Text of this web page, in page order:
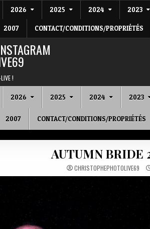
2026 2025 2024 2023
2007 CONTACT/CONDITIONS/PROPRIÉTÉS
!
2026 2025 2024 2023
2007 CONTACT/CONDITIONS/PROPRIÉTÉS
AUTUMN BRIDE
CHRISTOPHEPHOTOLIVE69